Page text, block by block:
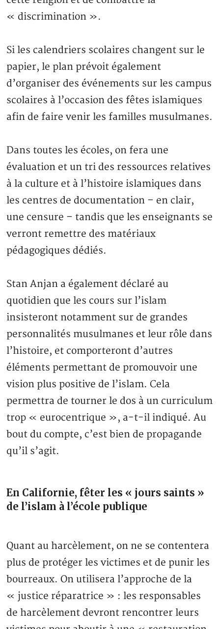
« discrimination ».
Si les calendriers scolaires changent sur le
papier, le plan prévoit également
d’organiser des événements sur les campus
scolaires à l’occasion des fêtes islamiques
afin de faire venir les familles musulmanes.
Dans toutes les écoles, on fera une
évaluation et un tri des ressources relatives
à la culture et à l’histoire islamiques dans
les centres de documentation – en clair,
une censure – tandis que les enseignants se
verront remettre des matériaux
pédagogiques dédiés.
Stan Anjan a également déclaré au
quotidien que les cours sur l’islam
insisteront notamment sur de grandes
personnalités musulmanes et leur rôle dans
l’histoire, et comporteront d’autres
éléments permettant de promouvoir une
vision plus positive de l’islam. Cela
permettra de tourner le dos à un curriculum
trop « eurocentrique », a-t-il indiqué. Au
bout du compte, c’est bien de propagande
qu’il s’agit.
En Californie, fêter les « jours saints »
de l’islam à l’école publique
Quant au harcèlement, on ne se contentera
plus de protéger les victimes et de punir les
bourreaux. On utilisera l’approche de la
« justice réparatrice » : les responsables
de harcèlement devront rencontrer leurs